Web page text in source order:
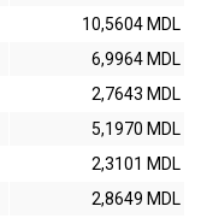
10,5604 MDL
6,9964 MDL
2,7643 MDL
5,1970 MDL
2,3101 MDL
2,8649 MDL